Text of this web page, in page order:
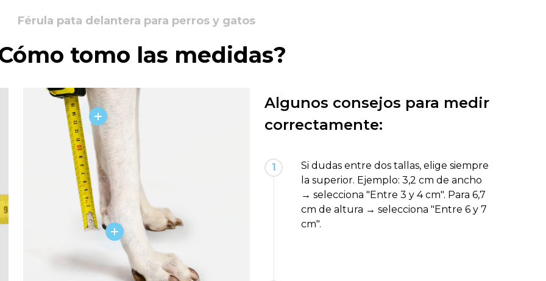
Férula pata delantera para perros y gatos
tomo las medidas?
Algunos consejos para medir
correctamente:
1
Si dudas entre dos tallas, elige siempre
la superior. Ejemplo: 3,2 cm de ancho
→ selecciona "Entre 3 y 4 cm". Para 6,7
cm de altura → selecciona "Entre 6 y 7
cm".